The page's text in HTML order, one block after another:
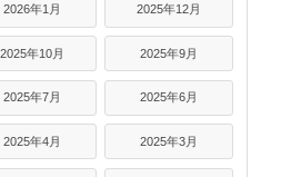
2026年1月 2025年12月
2025年10月 2025年9月
2025年7月 2025年6月
2025年4月 2025年3月